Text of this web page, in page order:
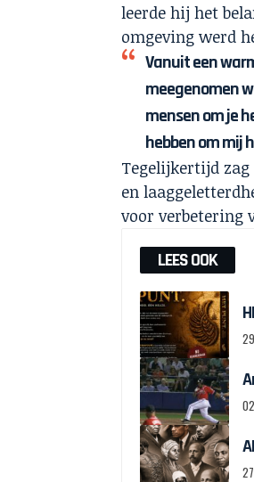
leerde hij het
omgeving werd
Vanuit een
meegenomen
mensen om je
hebben om mij
Tegelijkertijd
en
voor verbetering
LEES OOK